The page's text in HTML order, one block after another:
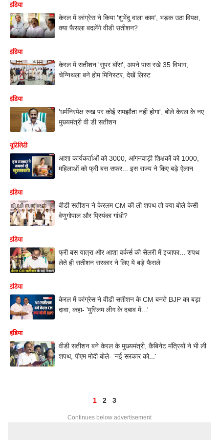
इंडिया
केरल में कांग्रेस ने किया 'शुभेंदु वाला काम', भड़क उठा विपक्ष,
क्या फैसला बदलेंगे वीडी सतीशन?
इंडिया
केरल में सतीशन 'सुपर बॉस', अपने पास रखे 35 विभाग,
चेन्निथला बने होम मिनिस्टर, देखें लिस्ट
इंडिया
'धर्मनिरपेक्ष रुख पर कोई समझौता नहीं होगा', बोले केरल के नए
मुख्यमंत्री वी डी सतीशन
यूटिलिटी
आशा कार्यकर्ताओं को 3000, आंगनवाड़ी शिक्षकों को 1000,
महिलाओं को फ्री बस सफर... इस राज्य ने किए बड़े ऐलान
इंडिया
वीडी सतीशन ने केरलम CM की ली शपथ तो क्या बोले केसी
वेणुगोपाल और प्रियंका गांधी?
इंडिया
फ्री बस यात्रा और आशा वर्कर्स की सैलरी में इजाफा... शपथ
लेते ही सतीशन सरकार ने लिए ये बड़े फैसले
इंडिया
केरल में कांग्रेस ने वीडी सतीशन के CM बनते BJP का बड़ा
दावा, कहा- 'मुस्लिम लीग के दबाव में...'
इंडिया
वीडी सतीशन बने केरल के मुख्यमंत्री, कैबिनेट मंत्रियों ने भी ली
शपथ, पीएम मोदी बोले- 'नई सरकार को...'
1 2 3
Continues below advertisement